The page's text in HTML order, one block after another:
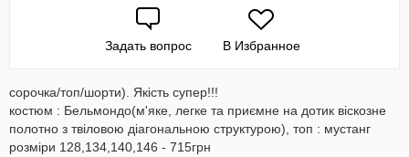
Задать вопрос В Избранное
сорочка/топ/шорти). Якість супер!!!
костюм : Бельмондо(м'яке, легке та приємне на дотик віскозне
полотно з твіловою діагональною структурою), топ : мустанг
розміри 128,134,140,146 - 715грн